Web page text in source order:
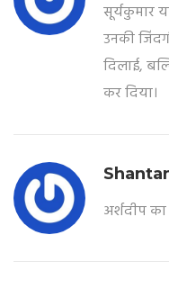
सूर्यकुमार
उनकी
दिलाई,
कर दिया।
अर्शदीप